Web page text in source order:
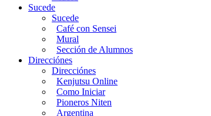
Sucede
Sucede
Café con Sensei
Mural
Sección de Alumnos
Direcciónes
Direcciónes
Kenjutsu Online
Como Iniciar
Pioneros Niten
Argentina